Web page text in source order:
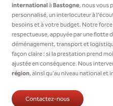
internationalàBastogne, nous vous
personnalisé, un interlocuteur à
besoins et à votre budget. Notre
respectueuse, appuyée par une flotte
déménagement, transport et
façon claire : si la prestation prend
ajustée en conséquence. Nous
région, ainsi qu'au niveau national et
Contactez-nous